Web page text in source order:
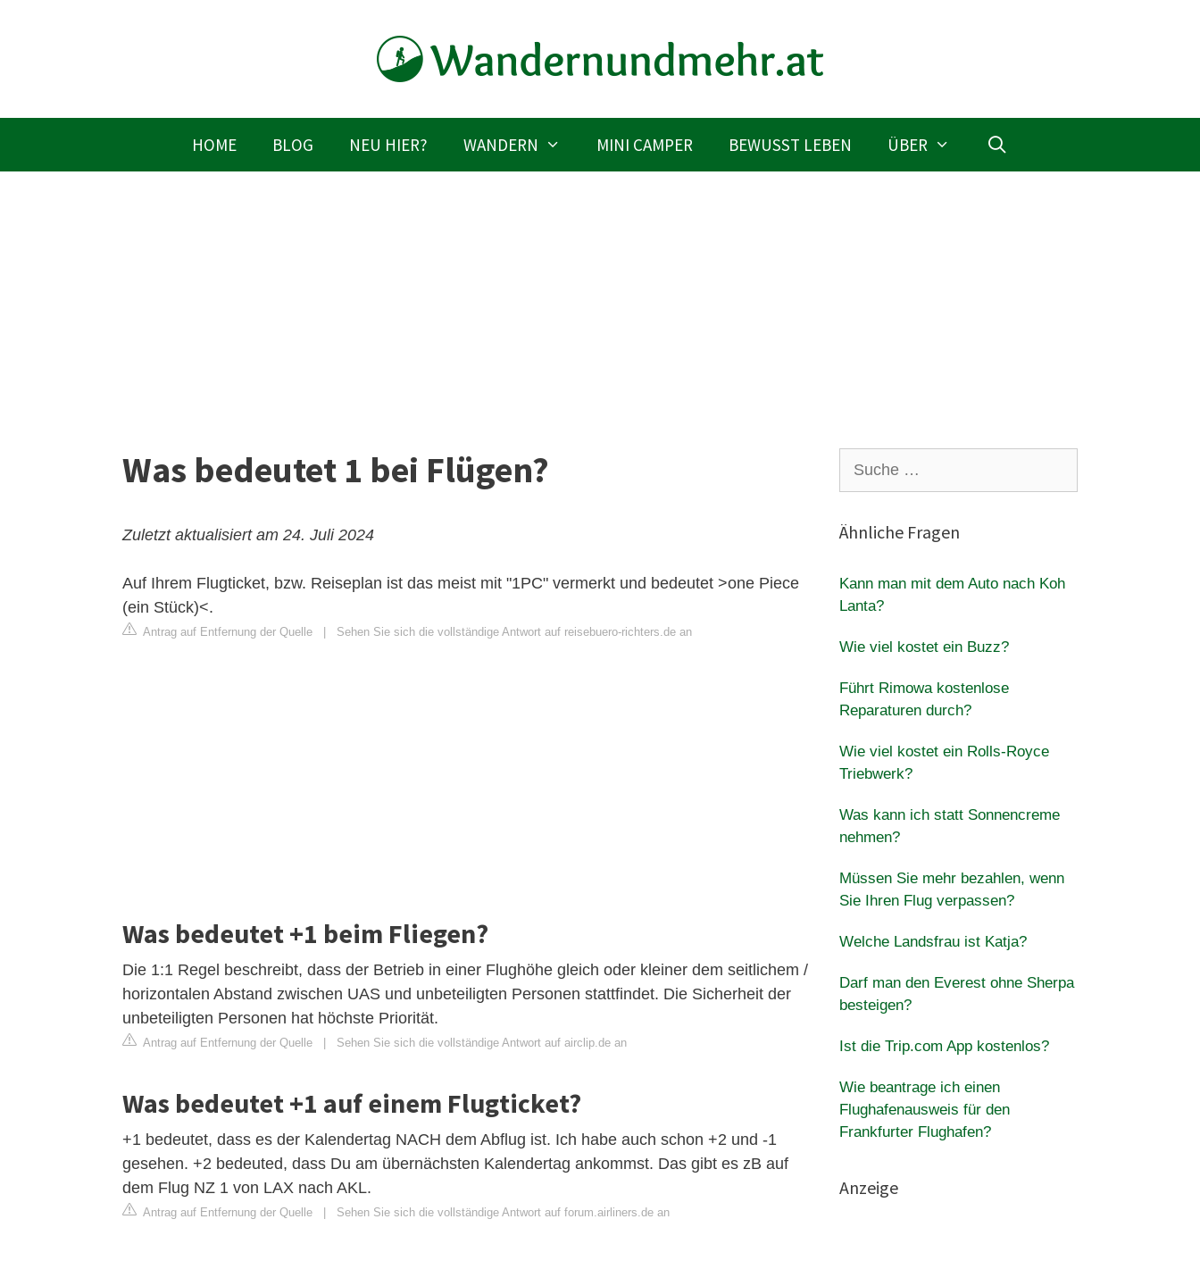
HOME BLOG NEU HIER? WANDERN MINI CAMPER BEWUSST LEBEN ÜBER
Was bedeutet 1 bei Flügen?
Zuletzt aktualisiert am 24. Juli 2024
Auf Ihrem Flugticket, bzw. Reiseplan ist das meist mit "1PC" vermerkt und bedeutet >one Piece
(ein Stück)<.
Antrag auf Entfernung der Quelle Sehen Sie sich die vollständige Antwort auf reisebuero-richters.de an
Was bedeutet +1 beim Fliegen?
Die 1:1 Regel beschreibt, dass der Betrieb in einer Flughöhe gleich oder kleiner dem seitlichem /
horizontalen Abstand zwischen UAS und unbeteiligten Personen stattfindet. Die Sicherheit der
unbeteiligten Personen hat höchste Priorität.
Antrag auf Entfernung der Quelle Sehen Sie sich die vollständige Antwort auf airclip.de an
Was bedeutet +1 auf einem Flugticket?
+1 bedeutet, dass es der Kalendertag NACH dem Abflug ist. Ich habe auch schon +2 und -1
gesehen. +2 bedeuted, dass Du am übernächsten Kalendertag ankommst. Das gibt es zB auf
dem Flug NZ 1 von LAX nach AKL.
Antrag auf Entfernung der Quelle Sehen Sie sich die vollständige Antwort auf forum.airliners.de an
nach:
Ähnliche Fragen
Kann man mit dem Auto nach Koh
Lanta?
Wie viel kostet ein Buzz?
Führt Rimowa kostenlose
Reparaturen durch?
Wie viel kostet ein Rolls-Royce
Triebwerk?
Was kann ich statt Sonnencreme
nehmen?
Müssen Sie mehr bezahlen, wenn
Sie Ihren Flug verpassen?
Welche Landsfrau ist Katja?
Darf man den Everest ohne Sherpa
besteigen?
Ist die Trip.com App kostenlos?
Wie beantrage ich einen
Flughafenausweis für den
Frankfurter Flughafen?
Anzeige